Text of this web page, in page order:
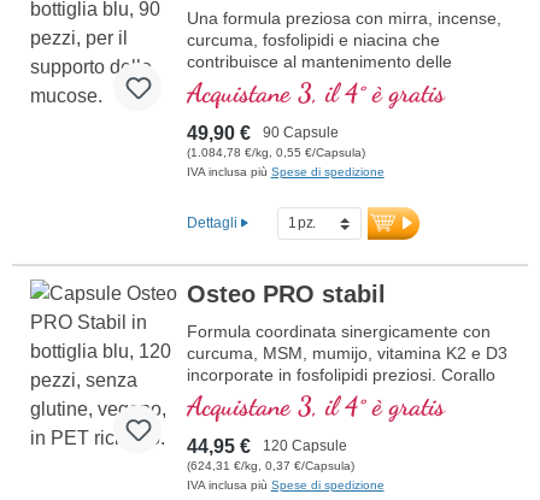
Una formula preziosa con mirra, incense,
curcuma, fosfolipidi e niacina che
contribuisce al mantenimento delle
normali membrane mucose.
Acquistane 3, il 4° è gratis
49,90 € 90 Capsule
(1.084,78 €/kg, 0,55 €/Capsula)
IVA inclusa più Spese di spedizione
Dettagli
Osteo PRO stabil
Formula coordinata sinergicamente con
curcuma, MSM, mumijo, vitamina K2 e D3
incorporate in fosfolipidi preziosi. Corallo
Sango contenente magnesio e calcio, che
contribuisce al mantenimento di ossa
normali.
Acquistane 3, il 4° è gratis
44,95 € 120 Capsule
(624,31 €/kg, 0,37 €/Capsula)
IVA inclusa più Spese di spedizione